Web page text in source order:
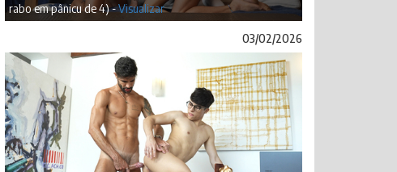
rabo em pânicu de 4) -Visualizar
03/02/2026